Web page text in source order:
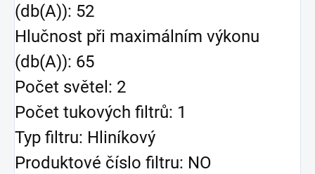
(db(A)): 52
Hlučnost při maximálním výkonu
(db(A)): 65
Počet světel: 2
Počet tukových filtrů: 1
Typ filtru: Hliníkový
Produktové číslo filtru: NO